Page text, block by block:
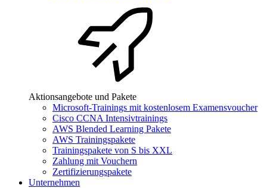
Aktionsangebote und Pakete
Microsoft-Trainings mit kostenlosem Examensvoucher
Cisco CCNA Intensivtrainings
AWS Blended Learning Pakete
AWS Trainingspakete
Trainingspakete von S bis XXL
Zahlung mit Vouchern
Zertifizierungspakete
Unternehmen